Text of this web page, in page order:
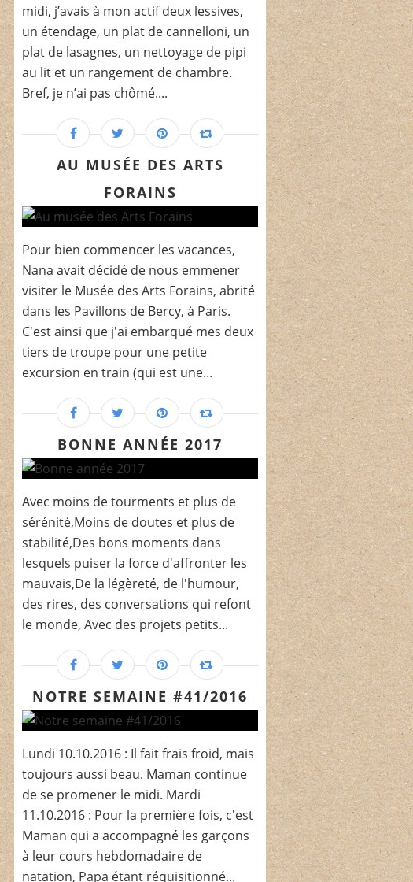
midi, j’avais à mon actif deux lessives,
un étendage, un plat de cannelloni, un
plat de lasagnes, un nettoyage de pipi
au lit et un rangement de chambre.
Bref, je n’ai pas chômé....
AU MUSÉE DES ARTS
FORAINS
Pour bien commencer les vacances,
Nana avait décidé de nous emmener
visiter le Musée des Arts Forains, abrité
dans les Pavillons de Bercy, à Paris.
C'est ainsi que j'ai embarqué mes deux
tiers de troupe pour une petite
excursion en train (qui est une...
BONNE ANNÉE 2017
Avec moins de tourments et plus de
sérénité,Moins de doutes et plus de
stabilité,Des bons moments dans
lesquels puiser la force d'affronter les
mauvais,De la légèreté, de l'humour,
des rires, des conversations qui refont
le monde, Avec des projets petits...
NOTRE SEMAINE #41/2016
Lundi 10.10.2016 : Il fait frais froid, mais
toujours aussi beau. Maman continue
de se promener le midi. Mardi
11.10.2016 : Pour la première fois, c'est
Maman qui a accompagné les garçons
à leur cours hebdomadaire de
natation, Papa étant réquisitionné...